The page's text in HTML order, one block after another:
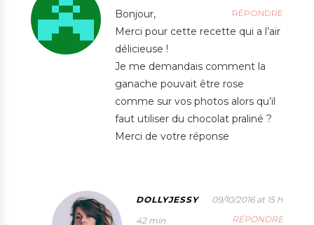
RÉPONDRE
Bonjour,
Merci pour cette recette qui a l’air
délicieuse !
Je me demandais comment la
ganache pouvait être rose
comme sur vos photos alors qu’il
faut utiliser du chocolat praliné ?
Merci de votre réponse
DOLLYJESSY
09/10/2016 at 15 h
42 min
RÉPONDRE